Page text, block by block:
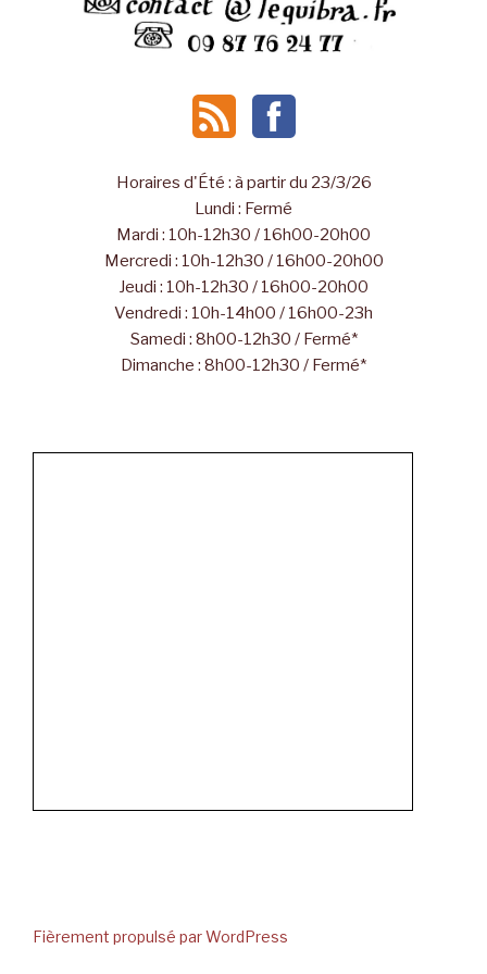
Horaires d'Été : à partir du 23/3/26
Lundi : Fermé
Mardi : 10h-12h30 / 16h00-20h00
Mercredi : 10h-12h30 / 16h00-20h00
Jeudi : 10h-12h30 / 16h00-20h00
Vendredi : 10h-14h00 / 16h00-23h
Samedi : 8h00-12h30 / Fermé*
Dimanche : 8h00-12h30 / Fermé*
Fièrement propulsé par WordPress